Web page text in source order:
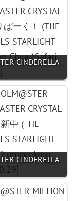
CINDERELLA
CINDERELLA